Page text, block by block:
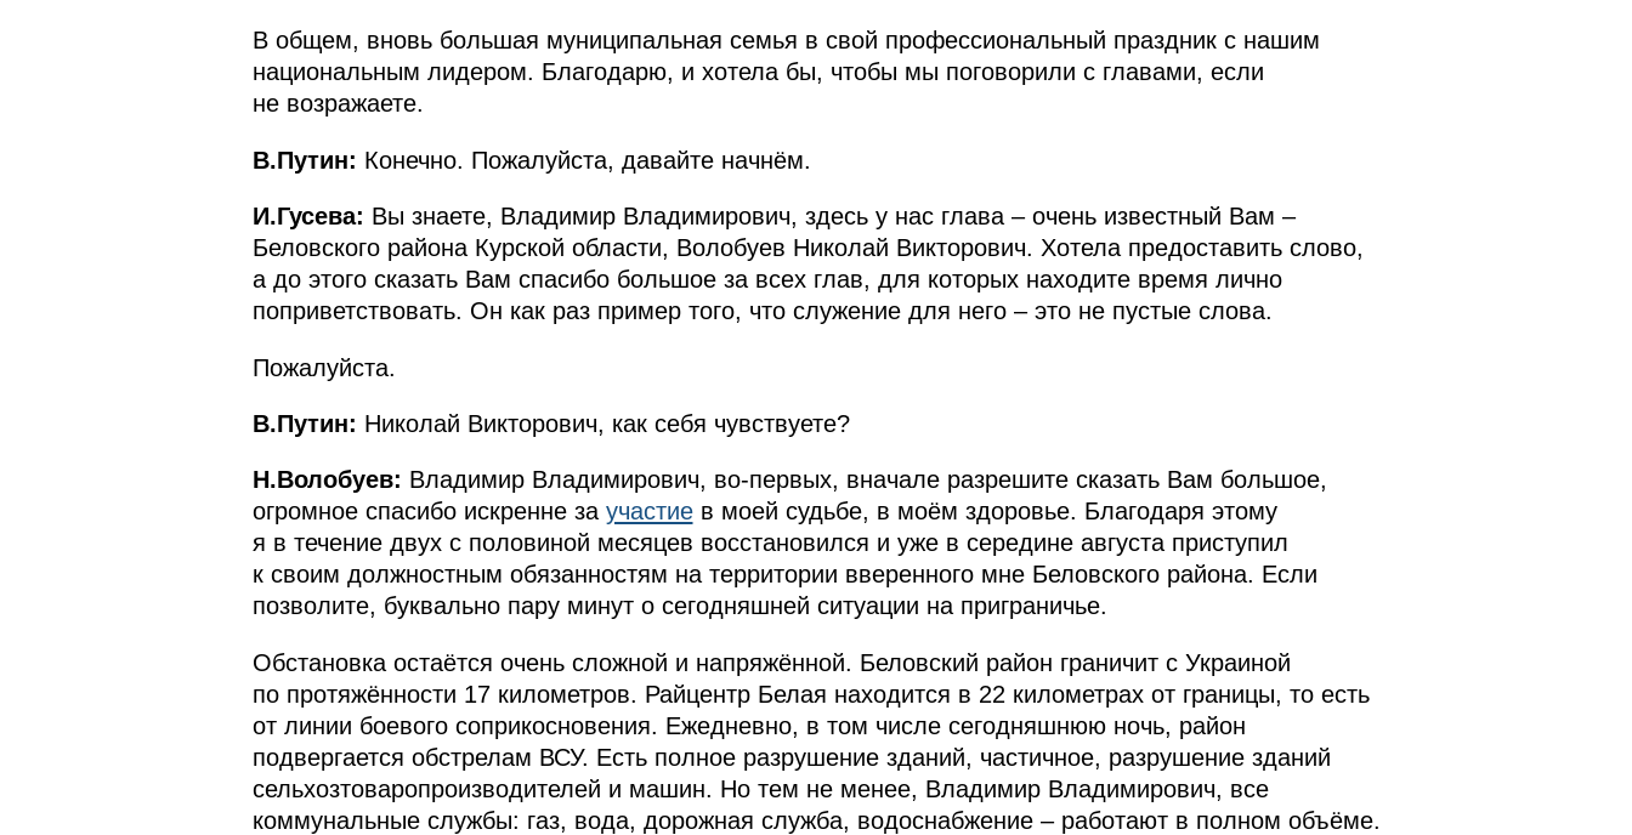
В общем, вновь большая муниципальная семья в свой профессиональный праздник с нашим
национальным лидером. Благодарю, и хотела бы, чтобы мы поговорили с главами, если
не возражаете.
В.Путин: Конечно. Пожалуйста, давайте начнём.
И.Гусева: Вы знаете, Владимир Владимирович, здесь у нас глава – очень известный Вам –
Беловского района Курской области, Волобуев Николай Викторович. Хотела предоставить слово,
а до этого сказать Вам спасибо большое за всех глав, для которых находите время лично
поприветствовать. Он как раз пример того, что служение для него – это не пустые слова.
Пожалуйста.
В.Путин: Николай Викторович, как себя чувствуете?
Н.Волобуев: Владимир Владимирович, во-первых, вначале разрешите сказать Вам большое,
огромное спасибо искренне за участиев моей судьбе, в моём здоровье. Благодаря этому
я в течение двух с половиной месяцев восстановился и уже в середине августа приступил
к своим должностным обязанностям на территории вверенного мне Беловского района. Если
позволите, буквально пару минут о сегодняшней ситуации на приграничье.
Обстановка остаётся очень сложной и напряжённой. Беловский район граничит с Украиной
по протяжённости 17 километров. Райцентр Белая находится в 22 километрах от границы, то есть
от линии боевого соприкосновения. Ежедневно, в том числе сегодняшнюю ночь, район
подвергается обстрелам ВСУ. Есть полное разрушение зданий, частичное, разрушение зданий
сельхозтоваропроизводителей и машин. Но тем не менее, Владимир Владимирович, все
коммунальные службы: газ, вода, дорожная служба, водоснабжение – работают в полном объёме.